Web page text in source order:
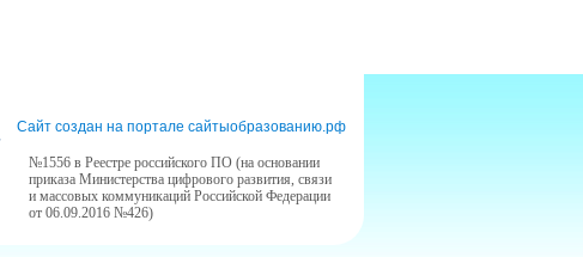
Сайт создан на портале сайтыобразованию.рф
№1556 в Реестре российского ПО (на основании
приказа Министерства цифрового развития, связи
и массовых коммуникаций Российской Федерации
от 06.09.2016 №426)